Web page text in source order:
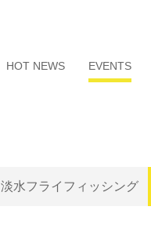
HOT NEWS EVENTS
淡水フライフィッシング